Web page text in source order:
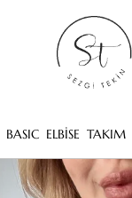
BASIC ELBİSE TAKIM